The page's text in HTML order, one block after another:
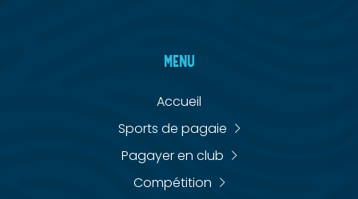
MENU
Accueil
Sports de pagaie
Pagayer en club
Compétition